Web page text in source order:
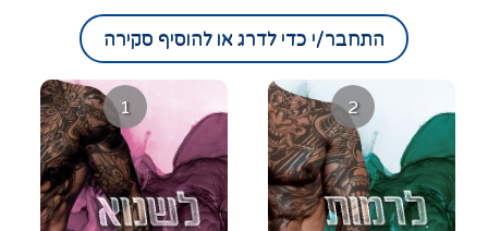
התחבר/י כדי לדרג או להוסיף סקירה
1 2